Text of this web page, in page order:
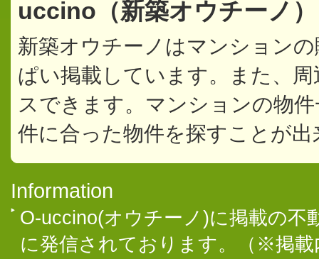
uccino（新築オウチーノ
新築オウチーノはマンション
ぱい掲載しています。また、
スできます。マンションの物
件に合った物件を探すことが出
Information
O-uccino(オウチーノ)に掲載の不
に発信されております。（※掲